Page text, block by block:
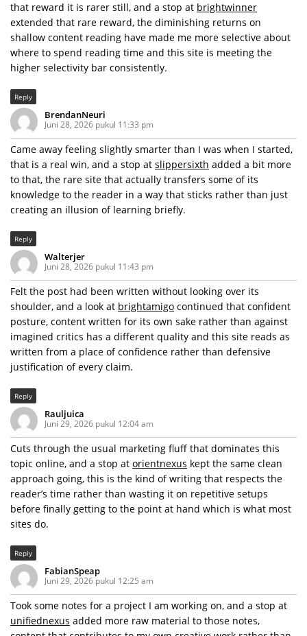
that reward it is rarer still, and a stop at brightwinner
extended that rare reward, the diminishing returns on
shallow content reading have made me more selective about
where to spend reading time and this site is meeting the
higher selectivity bar consistently.
Reply
BrendanNeuri
Juni 28, 2026 pukul 11:33 pm
Came away feeling slightly smarter than I was when I started,
that is a real win, and a stop at slippersixth added a bit more
to that, the rare site that actually transfers some of its
knowledge to the reader in a way that sticks rather than just
creating an illusion of learning briefly.
Reply
Walterjer
Juni 28, 2026 pukul 11:43 pm
Felt the post had been written without looking over its
shoulder, and a look at brightamigo continued that confident
posture, content written for its own sake rather than against
imagined critics has a different quality and this site reads as
written from a place of confidence rather than defensive
justification of every claim.
Reply
Rauljuica
Juni 29, 2026 pukul 12:04 am
Cuts through the usual marketing fluff that dominates this
topic online, and a stop at orientnexus kept the same clean
approach going, this is the kind of writing that respects the
reader’s time rather than wasting it on repetitive setups
before finally getting to the point at hand which is what most
sites do.
Reply
FabianSpeap
Juni 29, 2026 pukul 12:25 am
Took some notes for a project I am working on, and a stop at
unifiednexus added more raw material to those notes,